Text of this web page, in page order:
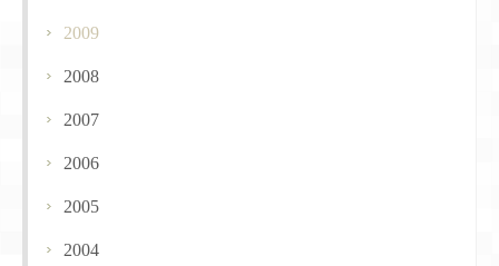
2009
2008
2007
2006
2005
2004